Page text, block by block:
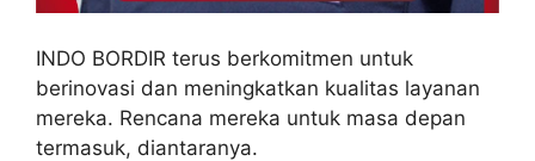
INDO BORDIR terus berkomitmen untuk
berinovasi dan meningkatkan kualitas layanan
mereka. Rencana mereka untuk masa depan
termasuk, diantaranya.